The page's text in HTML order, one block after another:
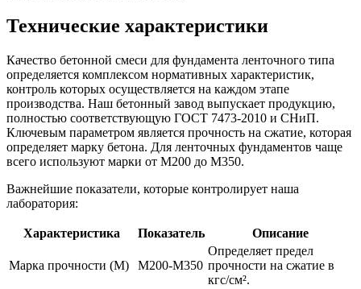
Технические характеристики
Качество бетонной смеси для фундамента ленточного типа
определяется комплексом нормативных характеристик,
контроль которых осуществляется на каждом этапе
производства. Наш бетонный завод выпускает продукцию,
полностью соответствующую ГОСТ 7473-2010 и СНиП.
Ключевым параметром является прочность на сжатие, которая
определяет марку бетона. Для ленточных фундаментов чаще
всего используют марки от М200 до М350.
Важнейшие показатели, которые контролирует наша
лаборатория:
Характеристика Показатель Описание
Марка прочности (М) М200-М350
Определяет предел
прочности на сжатие в
кгс/см².